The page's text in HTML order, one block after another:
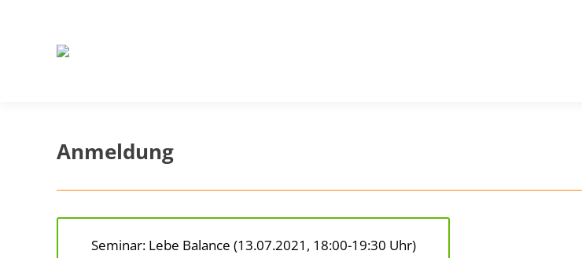
Anmeldung
Seminar: Lebe Balance (13.07.2021, 18:00-19:30 Uhr)